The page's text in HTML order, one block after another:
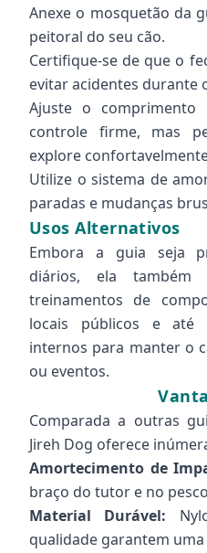
Anexe o mosquetão da
peitoral do seu cão.
Certifique-se de que o
evitar acidentes durante
Ajuste o
controle firme, mas
explore
Utilize o sistema de
paradas e mudanças
Usos Alternativos
Embora a guia seja
diários, ela
treinamentos de
locais públicos e até
internos para manter o
ou eventos.
Comparada a outras
Jireh Dog oferece
Amortecimento de
braço do tutor e no
Material Durável:
qualidade garantem